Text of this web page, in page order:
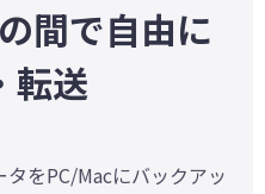
間で自由に
転送
をPC/Macにバックアッ